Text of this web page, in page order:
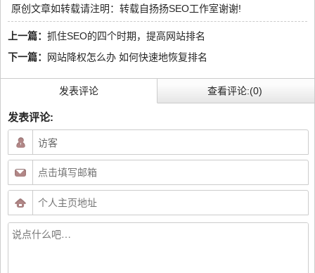
原创文章如转载请注明：转载自扬扬SEO工作室谢谢!
上一篇： 抓住SEO的四个时期，提高网站排名
下一篇：
网站降权怎么办 如何快速地恢复排名
发表评论 查看评论:(0)
发表评论: